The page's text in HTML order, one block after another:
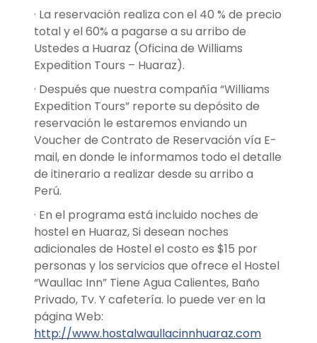
· La reservación realiza con el 40 % de precio
total y el 60% a pagarse a su arribo de
Ustedes a Huaraz (Oficina de Williams
Expedition Tours – Huaraz).
· Después que nuestra compañía “Williams
Expedition Tours” reporte su depósito de
reservación le estaremos enviando un
Voucher de Contrato de Reservación vía E-
mail, en donde le informamos todo el detalle
de itinerario a realizar desde su arribo a
Perú.
· En el programa está incluido noches de
hostel en Huaraz, Si desean noches
adicionales de Hostel el costo es $15 por
personas y los servicios que ofrece el Hostel
“Waullac Inn” Tiene Agua Calientes, Baño
Privado, Tv. Y cafetería. lo puede ver en la
página Web:
http://www.hostalwaullacinnhuaraz.com